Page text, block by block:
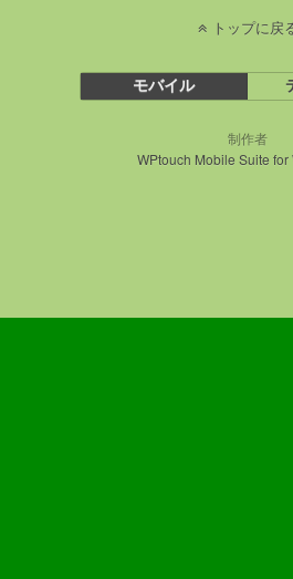
トップに戻
モバイル
制作者
WPtouch Mobile Suite for